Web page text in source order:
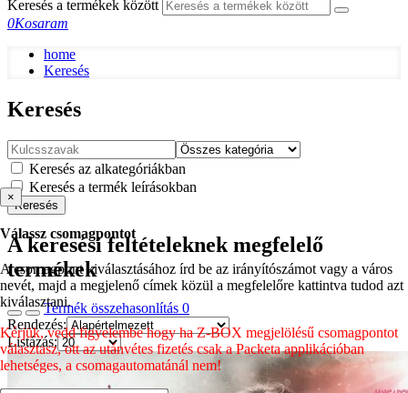
Keresés a termékek között
0Kosaram
home
Keresés
Keresés
Keresés az alkategóriákban
Keresés a termék leírásokban
Keresés
A keresési feltételeknek megfelelő
termékek
Termék összehasonlítás 0
Rendezés:
Listázás:
×
Válassz csomagpontot
A csomagpont kiválasztásához írd be az irányítószámot vagy a város
nevét, majd a megjelenő címek közül a megfelelőre kattintva tudod azt
kiválasztani.
Kérjük, vedd figyelembe hogy ha Z-BOX megjelölésű csomagpontot
választasz, ott az utánvétes fizetés csak a Packeta applikációban
lehetséges, a csomagautomatánál nem!